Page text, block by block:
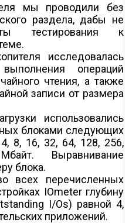
мы проводили без
раздела, дабы не
тестирования к
исследовалась
операций
чтения, а также
записи от размера
использовались
блоками следующих
8, 16, 32, 64, 128, 256,
Выравнивание
блока.
всех перечисленных
IOmeter глубину
I/Os) равной 4,
приложений.